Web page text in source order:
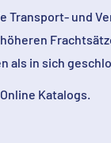
Transport- und
als in sich
Katalogs.